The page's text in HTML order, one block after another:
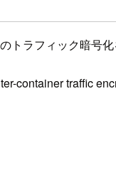
トラフィック暗号
container traffic